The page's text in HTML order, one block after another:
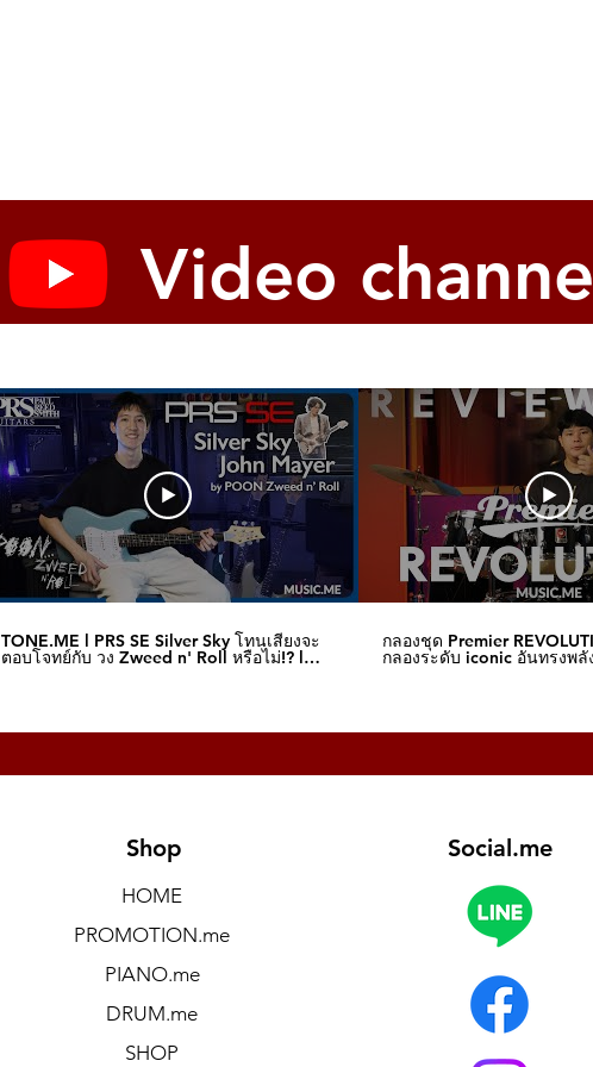
Video
TONE.ME l PRS SE Silver Sky โทนเสียงจะ
ตอบโจทย์กับ วง Zweed n' Roll หรือไม่!? l
กลองชุด Premier
กลองระดับ iconic อันทรงพลั
Shop
HOME
PROMOTION.me
PIANO.me
DRUM.me
SHOP
Social.me